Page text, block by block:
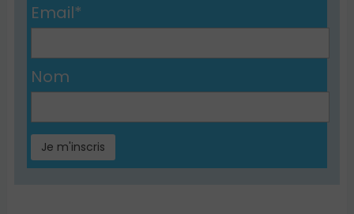
Email*
Nom